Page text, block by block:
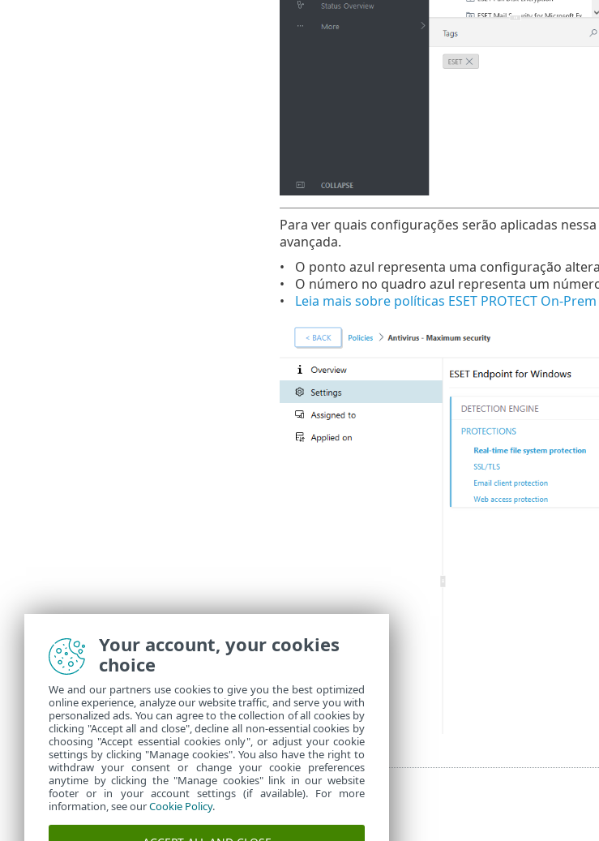
Para ver quais configurações serão aplicadas
avançada.
O ponto azul representa uma configuração
O número no quadro azul representa um
Leia mais sobre políticas ESET PROTECT On-Prem
Your account, your cookies
choice
We and our partners use cookies to give you the best optimized
online experience, analyze our website traffic, and serve you with
personalized ads. You can agree to the collection of all cookies by
clicking "Accept all and close", decline all non-essential cookies by
choosing "Accept essential cookies only", or adjust your cookie
settings by clicking "Manage cookies". You also have the right to
withdraw your consent or change your cookie preferences
anytime by clicking the "Manage cookies" link in our website
footer or in your account settings (if available). For more
information, see ourCookie Policy.